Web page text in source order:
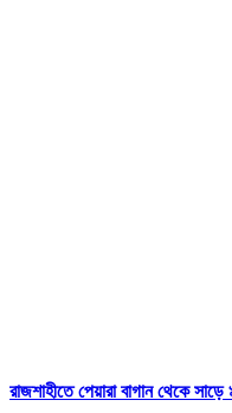
রাজশাহীতে পেয়ারা বাগান থেকে